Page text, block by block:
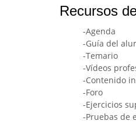
Recursos
-Agenda
-Guía del
-Temario
-Vídeos
-Contenido
-Foro
-Ejercicios
-Pruebas de